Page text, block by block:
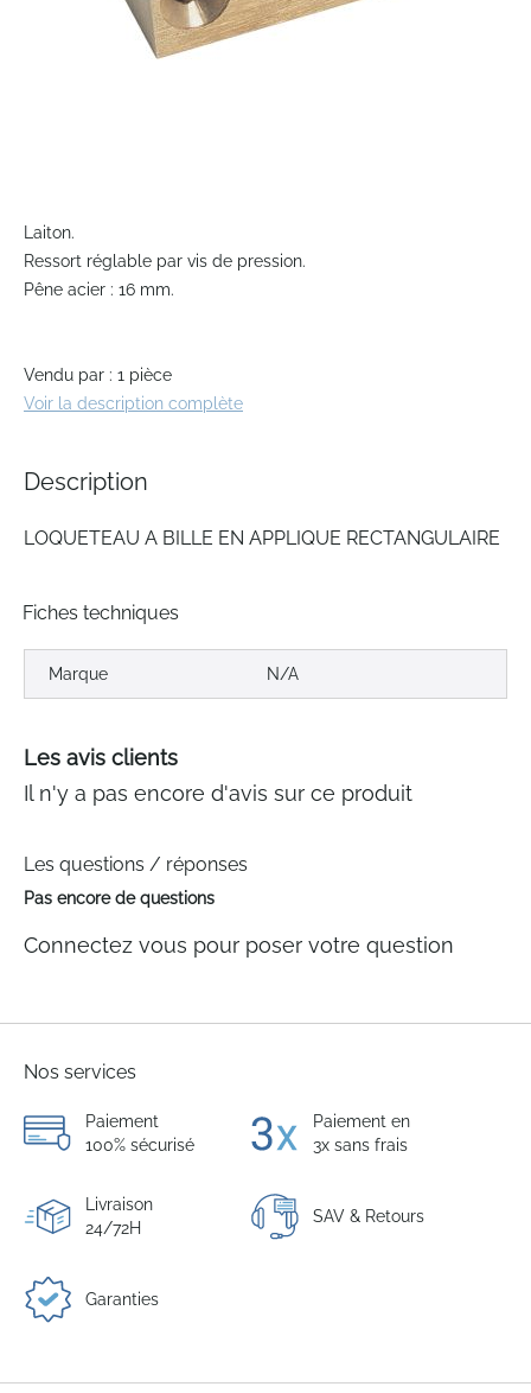
to
the
beginning
of
gallery
Laiton.
Ressort réglable par vis de pression.
Pêne acier : 16 mm.
Vendu par : 1 pièce
Voir la description complète
Description
LOQUETEAU A BILLE EN APPLIQUE RECTANGULAIRE
Fiches techniques
Marque N/A
Les avis clients
Il n'y a pas encore d'avis sur ce produit
Les questions / réponses
Pas encore de questions
Connectez vous pour poser votre question
Nos services
Paiement
100% sécurisé
Paiement en
3x sans frais
Livraison
24/72H
SAV & Retours
Garanties